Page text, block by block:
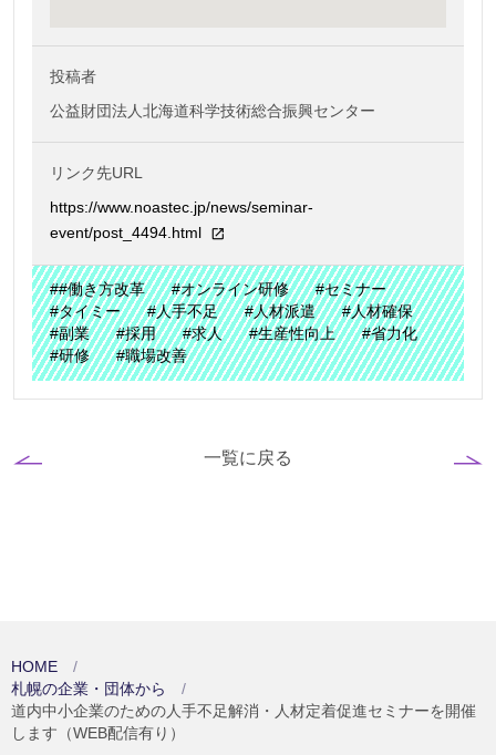
投稿者
公益財団法人北海道科学技術総合振興センター
リンク先URL
https://www.noastec.jp/news/seminar-
event/post_4494.html
##働き方改革 #オンライン研修
#セミナー
#タイミー
#人手不足 #人材派遣
#人材確保
#副業
#採用 #求人 #生産性向上
#省力化
#研修
#職場改善
一覧に戻る
HOME
札幌の企業・団体から
道内中小企業のための人手不足解消・人材定着促進セミナーを開催
します（WEB配信有り）